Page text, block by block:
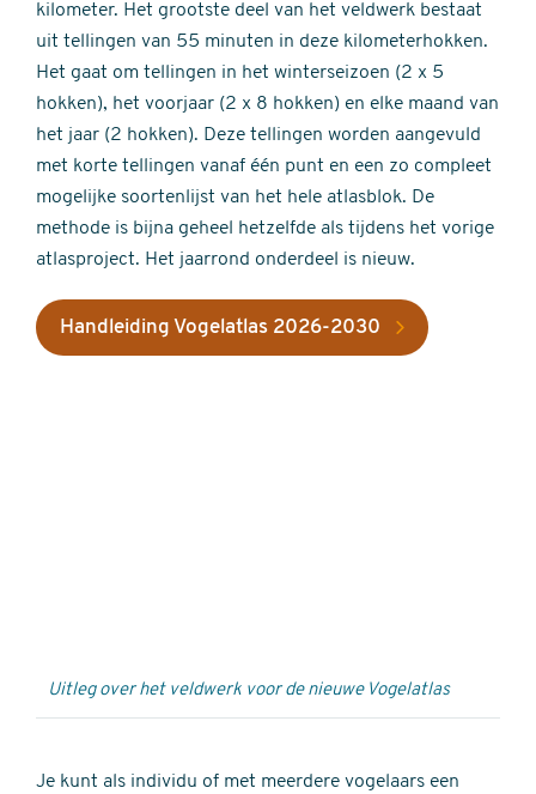
kilometer. Het grootste deel van het veldwerk bestaat
uit tellingen van 55 minuten in deze kilometerhokken.
Het gaat om tellingen in het winterseizoen (2 x 5
hokken), het voorjaar (2 x 8 hokken) en elke maand van
het jaar (2 hokken). Deze tellingen worden aangevuld
met korte tellingen vanaf één punt en een zo compleet
mogelijke soortenlijst van het hele atlasblok. De
methode is bijna geheel hetzelfde als tijdens het vorige
atlasproject. Het jaarrond onderdeel is nieuw.
Handleiding Vogelatlas 2026-2030
Uitleg over het veldwerk voor de nieuwe Vogelatlas
Je kunt als individu of met meerdere vogelaars een